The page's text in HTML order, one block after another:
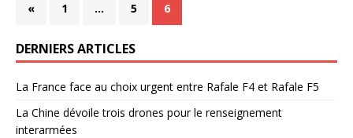
« 1 … 5 6
DERNIERS ARTICLES
La France face au choix urgent entre Rafale F4 et Rafale F5
La Chine dévoile trois drones pour le renseignement
interarmées